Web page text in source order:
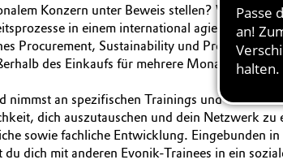
Konzern unter Beweis stellen? Während
in einem international agierenden
Procurement, Sustainability und Process
des Einkaufs für mehrere Monate
an spezifischen Trainings und
dich auszutauschen und dein Netzwerk zu
sowie fachliche Entwicklung. Eingebunden
dich mit anderen Evonik-Trainees in ein